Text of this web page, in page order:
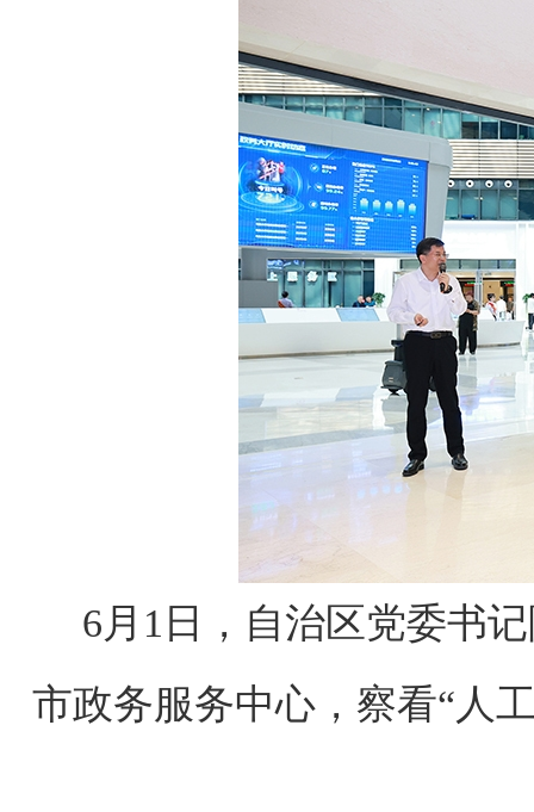
6月1日，自治区党委书
市政务服务中心，察看“人